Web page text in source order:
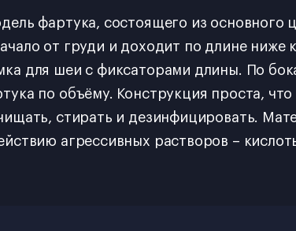
фартука, состоящего из основного
от груди и доходит по длине ниже
для шеи с фиксаторами длины. По
по объёму. Конструкция проста, что
стирать и дезинфицировать.
агрессивных растворов –